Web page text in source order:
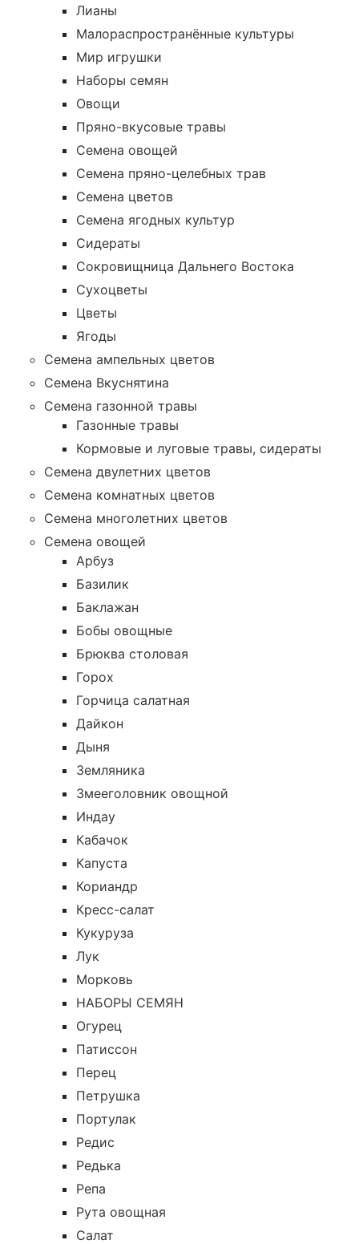
Лианы
Малораспространённые культуры
Мир игрушки
Наборы семян
Овощи
Пряно-вкусовые травы
Семена овощей
Семена пряно-целебных трав
Семена цветов
Семена ягодных культур
Сидераты
Сокровищница Дальнего Востока
Сухоцветы
Цветы
Ягоды
Семена ампельных цветов
Семена Вкуснятина
Семена газонной травы
Газонные травы
Кормовые и луговые травы, сидераты
Семена двулетних цветов
Семена комнатных цветов
Семена многолетних цветов
Семена овощей
Арбуз
Базилик
Баклажан
Бобы овощные
Брюква столовая
Горох
Горчица салатная
Дайкон
Дыня
Земляника
Змееголовник овощной
Индау
Кабачок
Капуста
Кориандр
Кресс-салат
Кукуруза
Лук
Морковь
НАБОРЫ СЕМЯН
Огурец
Патиссон
Перец
Петрушка
Портулак
Редис
Редька
Репа
Рута овощная
Салат